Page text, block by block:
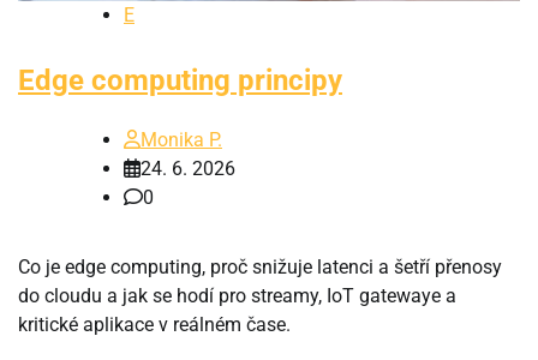
E
Edge computing principy
Monika P.
24. 6. 2026
0
Co je edge computing, proč snižuje latenci a šetří přenosy
do cloudu a jak se hodí pro streamy, IoT gatewaye a
kritické aplikace v reálném čase.